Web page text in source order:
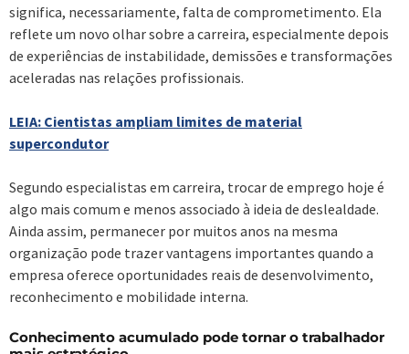
significa, necessariamente, falta de comprometimento. Ela
reflete um novo olhar sobre a carreira, especialmente depois
de experiências de instabilidade, demissões e transformações
aceleradas nas relações profissionais.
LEIA: Cientistas ampliam limites de material
supercondutor
Segundo especialistas em carreira, trocar de emprego hoje é
algo mais comum e menos associado à ideia de deslealdade.
Ainda assim, permanecer por muitos anos na mesma
organização pode trazer vantagens importantes quando a
empresa oferece oportunidades reais de desenvolvimento,
reconhecimento e mobilidade interna.
Conhecimento acumulado pode tornar o trabalhador